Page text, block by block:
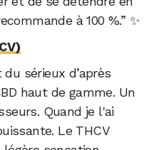
à 100 %.” ✨
sérieux d’après
haut de gamme. Un
Quand je l'ai
Le THCV